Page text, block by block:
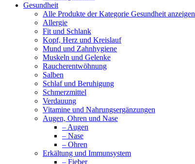
Gesundheit
Alle Produkte der Kategorie Gesundheit anzeigen
Allergie
Fit und Schlank
Kopf, Herz und Kreislauf
Mund und Zahnhygiene
Muskeln und Gelenke
Raucherentwöhnung
Salben
Schlaf und Beruhigung
Schmerzmittel
Verdauung
Vitamine und Nahrungsergänzungen
Augen, Ohren und Nase
– Augen
– Nase
– Ohren
Erkältung und Immunsystem
– Fieber